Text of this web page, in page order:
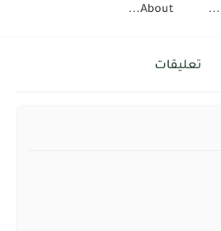
About...
تعليقات